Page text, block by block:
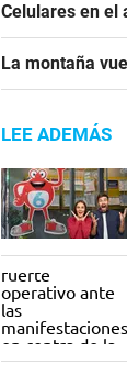
Celulares en el
La montaña
LEE ADEMÁS